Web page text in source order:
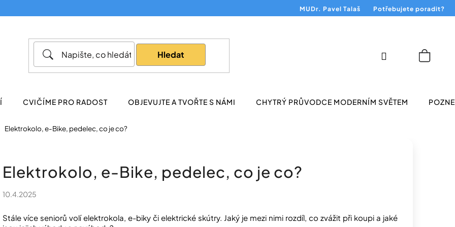
MUDr. Pavel Talaš Potřebujete poradit?
Hledat
CVIČÍME PRO RADOST OBJEVUJTE A TVOŘTE S NÁMI CHYTRÝ PRŮVODCE MODERNÍM SVĚTEM
Přihlášení
Elektrokolo, e-Bike, pedelec, co je co?
Elektrokolo, e-Bike, pedelec, co je co?
10.4.2025
Stále více seniorů volí elektrokola, e-biky či elektrické skútry. Jaký je mezi nimi rozdíl, co zvážit při koupi a jaké
Co potřebujete najít?